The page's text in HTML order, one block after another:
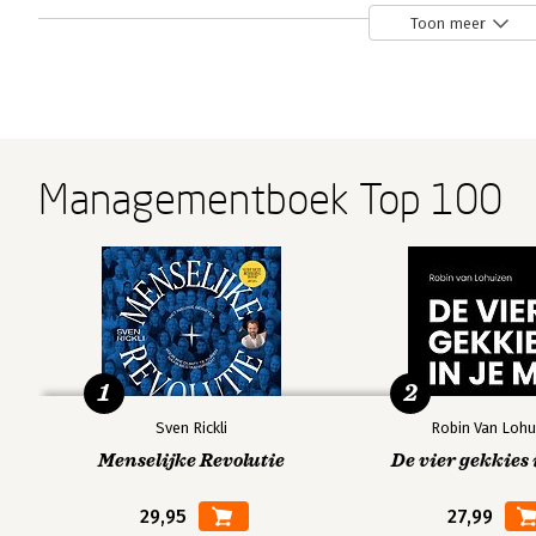
Radboud Universiteit Nijmegen. Hij heeft zeer ruime
Andere boeken door Hans
Bekijk alle boeken
Toon meer
Managementboek Top 100
Sven Rickli
Menselijke Revolutie
29,95
1
Robin Van
De vier gekkies
27,99
2